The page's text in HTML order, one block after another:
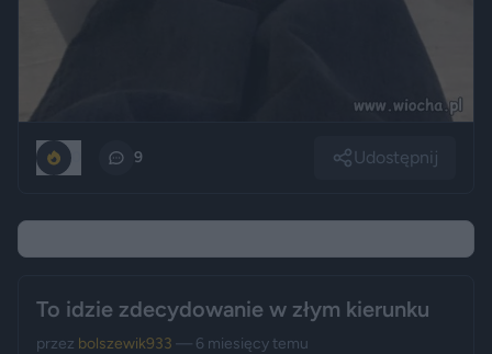
9 Udostępnij
To idzie zdecydowanie w złym kierunku
przez bolszewik933 — 6 miesięcy temu